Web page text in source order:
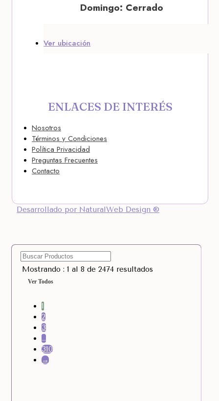
Domingo: Cerrado
Ver ubicación
ENLACES DE INTERÉS
Nosotros
Términos y Condiciones
Política Privacidad
Preguntas Frecuentes
Contacto
Desarrollado por NaturalWeb Design ®
Mostrando : 1 al 8 de 2474 resultados
Ver Todos
1
2
3
…
310
→